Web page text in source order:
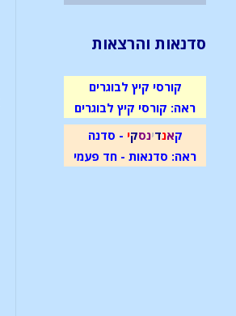
סדנאות והרצאות
קורסי קיץ לבוגרים
ראה: קורסי קיץ לבוגרים
קאנדינסקי - סדנה
ראה: סדנאות - חד פעמי